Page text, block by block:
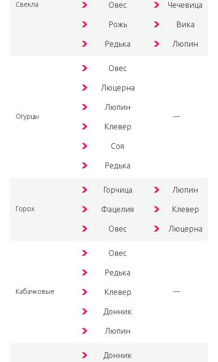
Свекла Овес
Рожь
Редька
Чечевица
Вика
Люпин
Огурцы
Овес
Люцерна
Люпин
Клевер
Соя
Редька
—
Горох
Горчица
Фацелия
Овес
Люпин
Клевер
Люцерна
Кабачковые
Овес
Редька
Клевер
Донник
Люпин
—
Донник